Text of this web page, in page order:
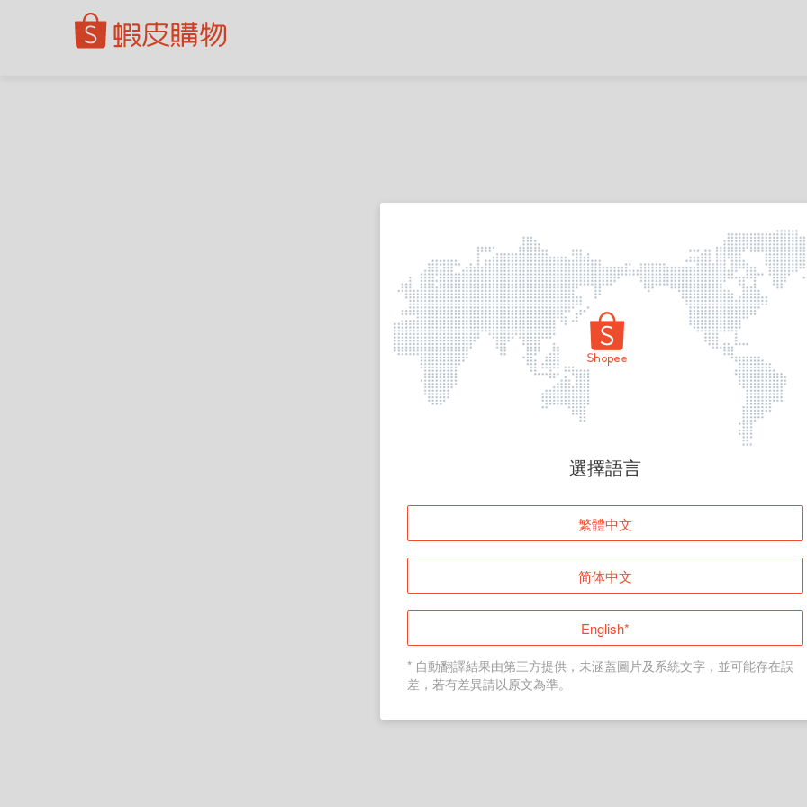
頁面無法顯示
登入
返回首頁
選擇語言
繁體中文
简体中文
English*
* 自動翻譯結果由第三方提供，未涵蓋圖片及系統文字，並可能存在誤
差，若有差異請以原文為準。